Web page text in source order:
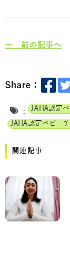
← 前の記事へ
Share：
:
関連記事